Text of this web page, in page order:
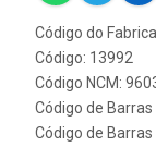
Código do
Código: 13992
Código NCM:
Código de
Código de